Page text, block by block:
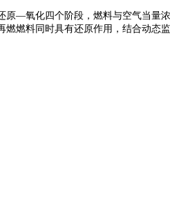
—氧化四个阶段，燃料与空气当量浓
燃料同时具有还原作用，结合动态